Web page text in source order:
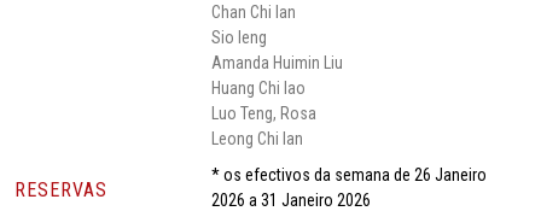
Chan Chi Ian
Sio Ieng
Amanda Huimin Liu
Huang Chi Iao
Luo Teng, Rosa
Leong Chi Ian
RESERVAS
* os efectivos da semana de 26 Janeiro
2026 a 31 Janeiro 2026